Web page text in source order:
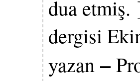
dua etmiş.
dergisi
yazan –